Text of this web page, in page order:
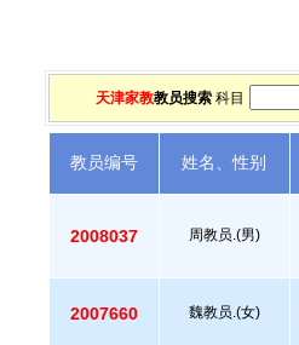
天津家教教员搜索 科目
教员编号 姓名、性别
2008037 周教员.(男)
2007660 魏教员.(女)